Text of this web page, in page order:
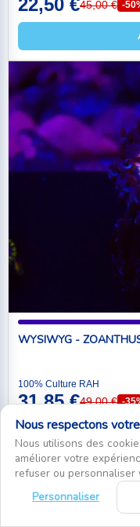
22,50 €45,00 € -
WYSIWYG -
100% Culture RAH
31,85 €49,00 € -
Nous respectons
Nous utilisons des
améliorer votre
refuser ou personnaliser
Personnaliser